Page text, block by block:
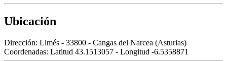
Ubicación
Dirección: Limés - 33800 - Cangas del Narcea (Asturias)
Coordenadas: Latitud 43.1513057 - Longitud -6.5358871